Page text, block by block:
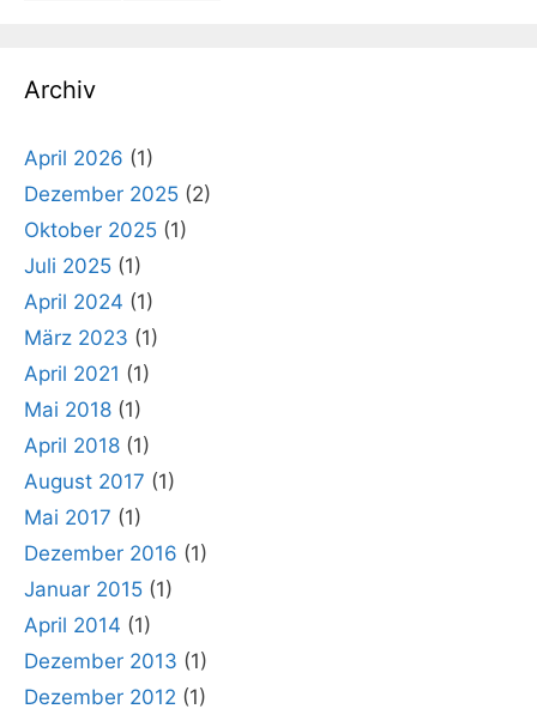
Archiv
April 2026 (1)
Dezember 2025 (2)
Oktober 2025 (1)
Juli 2025 (1)
April 2024 (1)
März 2023 (1)
April 2021 (1)
Mai 2018 (1)
April 2018 (1)
August 2017 (1)
Mai 2017 (1)
Dezember 2016 (1)
Januar 2015 (1)
April 2014 (1)
Dezember 2013 (1)
Dezember 2012 (1)